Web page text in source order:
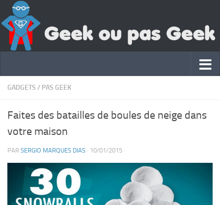
GADGETS / PAS GEEK
Faites des batailles de boules de neige dans
votre maison
PAR SERGIO MARQUES DIAS · 10/01/2015 ·